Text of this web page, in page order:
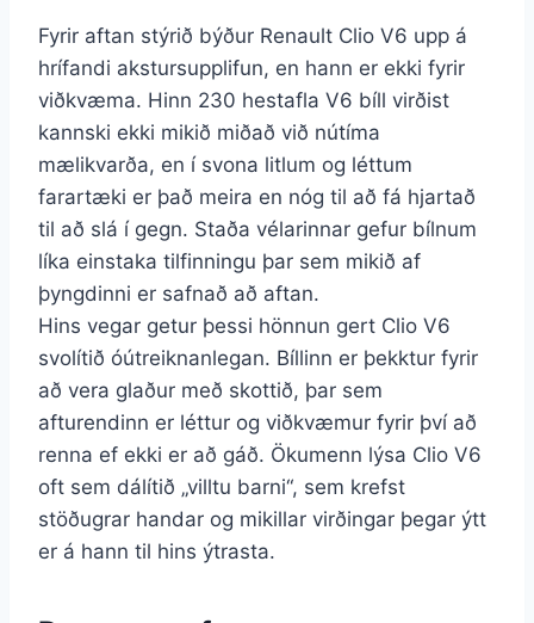
Fyrir aftan stýrið býður Renault Clio V6 upp á
hrífandi akstursupplifun, en hann er ekki fyrir
viðkvæma. Hinn 230 hestafla V6 bíll virðist
kannski ekki mikið miðað við nútíma
mælikvarða, en í svona litlum og léttum
farartæki er það meira en nóg til að fá hjartað
til að slá í gegn. Staða vélarinnar gefur bílnum
líka einstaka tilfinningu þar sem mikið af
þyngdinni er safnað að aftan.
Hins vegar getur þessi hönnun gert Clio V6
svolítið óútreiknanlegan. Bíllinn er þekktur fyrir
að vera glaður með skottið, þar sem
afturendinn er léttur og viðkvæmur fyrir því að
renna ef ekki er að gáð. Ökumenn lýsa Clio V6
oft sem dálítið „villtu barni“, sem krefst
stöðugrar handar og mikillar virðingar þegar ýtt
er á hann til hins ýtrasta.